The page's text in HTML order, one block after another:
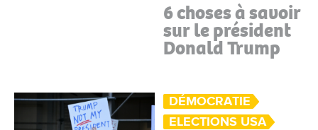
6 choses à savoir
sur le président
Donald Trump
DÉMOCRATIE
ELECTIONS USA